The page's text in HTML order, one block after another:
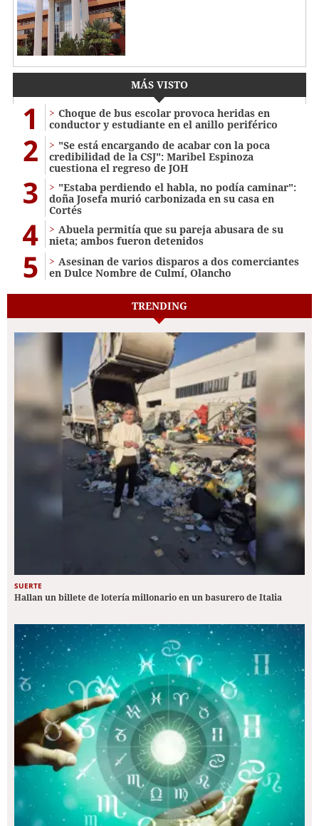
MÁS VISTO
1
Choque de bus escolar provoca heridas en
conductor y estudiante en el anillo periférico
2
"Se está encargando de acabar con la poca
credibilidad de la CSJ": Maribel Espinoza
cuestiona el regreso de JOH
3
"Estaba perdiendo el habla, no podía caminar":
doña Josefa murió carbonizada en su casa en
Cortés
4
Abuela permitía que su pareja abusara de su
nieta; ambos fueron detenidos
5
Asesinan de varios disparos a dos comerciantes
en Dulce Nombre de Culmí, Olancho
TRENDING
SUERTE
Hallan un billete de lotería millonario en un basurero de Italia